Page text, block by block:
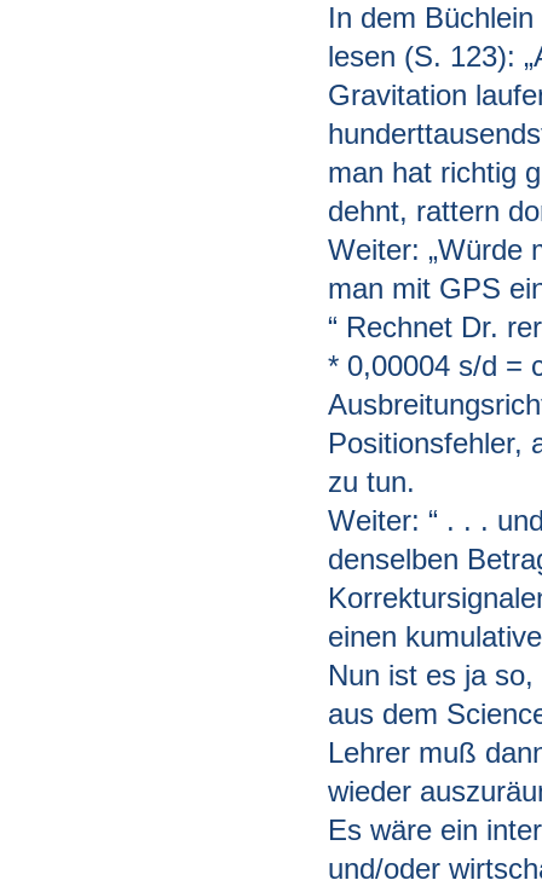
In dem
lesen (S. 123):
Gravitation
man hat richtig
dehnt, rattern
Weiter: „Würde
man mit GPS
“ Rechnet Dr.
* 0,00004 s/d =
Positionsfehler,
zu tun.
Weiter: “ . . .
denselben
einen
Nun ist es ja
aus dem
Lehrer muß
wieder
Es wäre ein
und/oder